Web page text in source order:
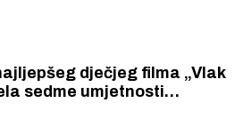
dječjeg filma „Vlak
sedme umjetnosti